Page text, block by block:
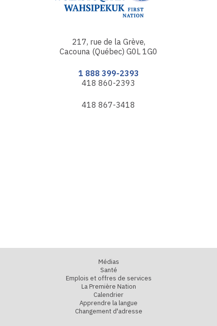
217, rue de la Grève,
Cacouna (Québec) G0L 1G0
1 888 399-2393
418 860-2393
418 867-3418
Médias
Santé
Emplois et offres de services
La Première Nation
Calendrier
Apprendre la langue
Changement d'adresse